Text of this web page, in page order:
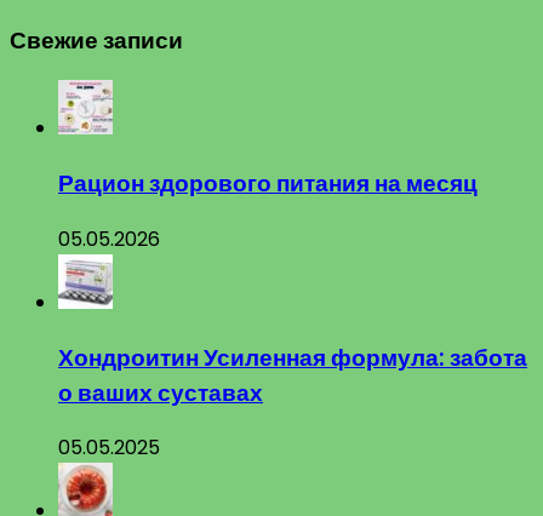
Свежие записи
Рацион здорового питания на месяц
05.05.2026
Хондроитин Усиленная формула: забота
о ваших суставах
05.05.2025